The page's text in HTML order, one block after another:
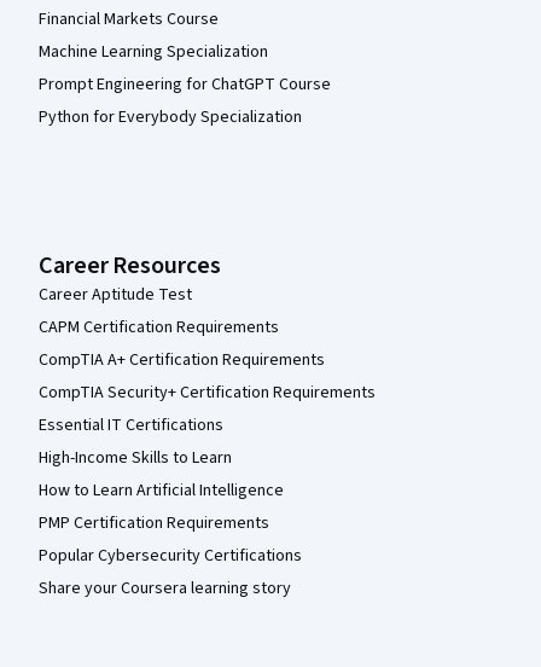
Financial Markets Course
Machine Learning Specialization
Prompt Engineering for ChatGPT Course
Python for Everybody Specialization
Career Resources
Career Aptitude Test
CAPM Certification Requirements
CompTIA A+ Certification Requirements
CompTIA Security+ Certification Requirements
Essential IT Certifications
High-Income Skills to Learn
How to Learn Artificial Intelligence
PMP Certification Requirements
Popular Cybersecurity Certifications
Share your Coursera learning story